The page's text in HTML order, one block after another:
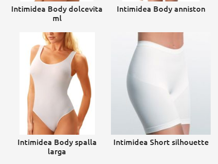
Intimidea Body dolcevita
ml
Intimidea Body anniston
Intimidea Body spalla
larga
Intimidea Short silhouette